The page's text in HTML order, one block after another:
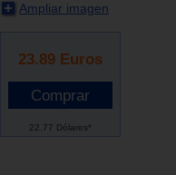
Ampliar imagen
23.89 Euros
22.77 Dólares*